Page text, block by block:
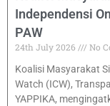
Independensi
PAW
24th July 2026
No
Koalisi Masyarakat
Watch (ICW),
YAPPIKA,